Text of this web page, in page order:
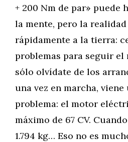
+ 200 Nm de par» puede
la mente, pero la
rápidamente a la tierra:
problemas para seguir
sólo olvídate de los
una vez en marcha,
problema: el motor
máximo de 67 CV.
1.794 kg… Eso no es